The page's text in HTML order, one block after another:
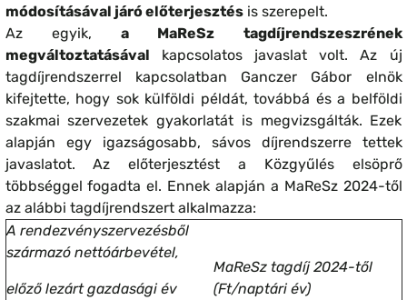
módosításával járó előterjesztésis szerepelt.
Az egyik, a MaReSz tagdíjrendszeszrének
megváltoztatásával kapcsolatos javaslat volt. Az új
tagdíjrendszerrel kapcsolatban Ganczer Gábor elnök
kifejtette, hogy sok külföldi példát, továbbá és a belföldi
szakmai szervezetek gyakorlatát is megvizsgálták. Ezek
alapján egy igazságosabb, sávos díjrendszerre tettek
javaslatot. Az előterjesztést a Közgyűlés elsöprő
többséggel fogadta el. Ennek alapján a MaReSz 2024-től
az alábbi tagdíjrendszert alkalmazza:
A rendezvényszervezésből
származó nettóárbevétel,
előző lezárt gazdasági év
MaReSz tagdíj 2024-től
(Ft/naptári év)